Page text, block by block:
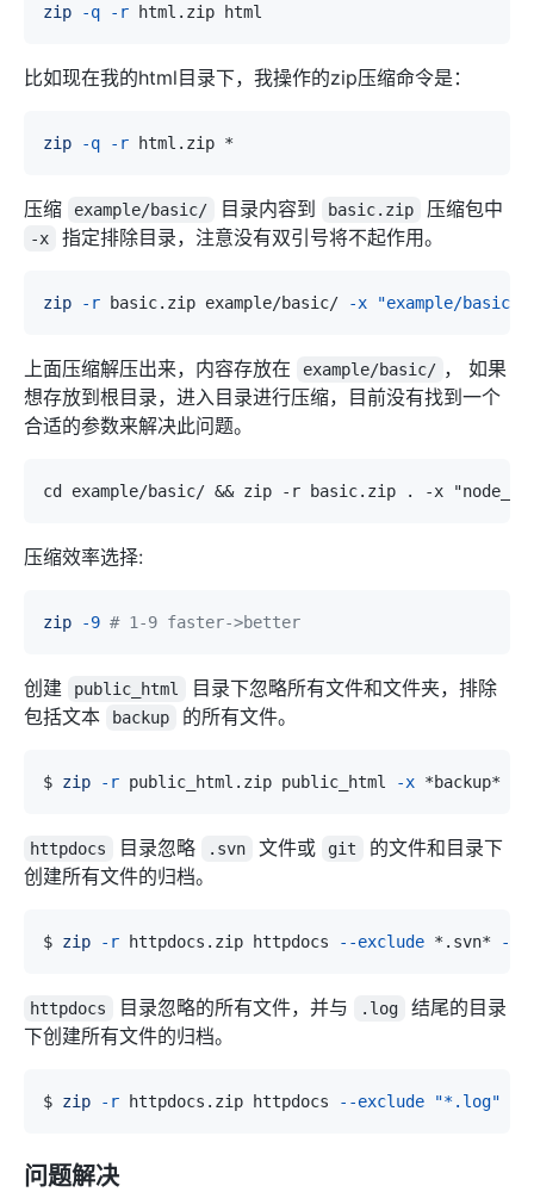
zip -q -r
比如现在我的html目录下，我操作的zip压缩命令是：
zip -q -r
压缩 example/basic/ 目录内容到 basic.zip 压缩包中
-x 指定排除目录，注意没有双引号将不起作用。
zip -r basic.zip example/basic/ -x "example/basic/
上面压缩解压出来，内容存放在 example/basic/ ， 如果
想存放到根目录，进入目录进行压缩，目前没有找到一个
合适的参数来解决此问题。
压缩效率选择:
zip -9 # 1-9 faster->better
创建 public_html
目录下忽略所有文件和文件夹，排除
包括文本
backup 的所有文件。
$ zip -r public_html.zip public_html -x
httpdocs 目录忽略 .svn 文件或 git
的文件和目录下
创建所有文件的归档。
$ zip -r httpdocs.zip httpdocs --exclude *.svn* --
httpdocs 目录忽略的所有文件，并与 .log
结尾的目录
下创建所有文件的归档。
$ zip -r httpdocs.zip httpdocs --exclude "*.log"
问题解决